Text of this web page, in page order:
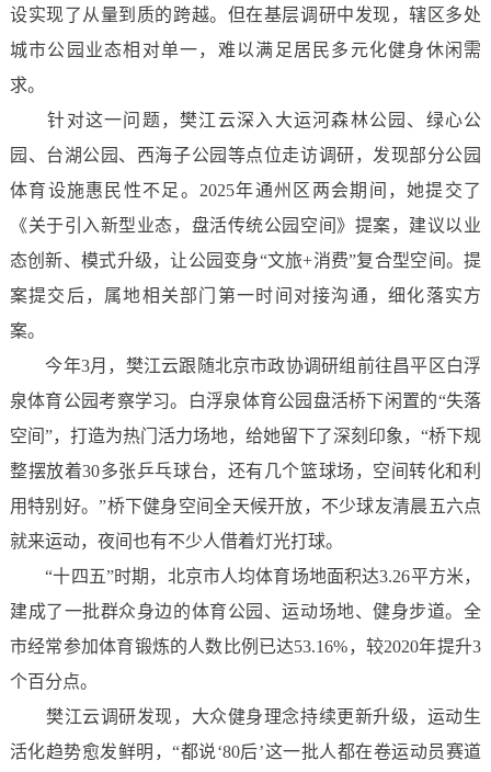
设实现了从量到质的跨越。但在基层调研中发现，辖区多处
城市公园业态相对单一，难以满足居民多元化健身休闲需
求。
针对这一问题，樊江云深入大运河森林公园、绿心公
园、台湖公园、西海子公园等点位走访调研，发现部分公园
体育设施惠民性不足。2025年通州区两会期间，她提交了
《关于引入新型业态，盘活传统公园空间》提案，建议以业
态创新、模式升级，让公园变身“文旅+消费”复合型空间。提
案提交后，属地相关部门第一时间对接沟通，细化落实方
案。
今年3月，樊江云跟随北京市政协调研组前往昌平区白浮
泉体育公园考察学习。白浮泉体育公园盘活桥下闲置的“失落
空间”，打造为热门活力场地，给她留下了深刻印象，“桥下规
整摆放着30多张乒乓球台，还有几个篮球场，空间转化和利
用特别好。”桥下健身空间全天候开放，不少球友清晨五六点
就来运动，夜间也有不少人借着灯光打球。
“十四五”时期，北京市人均体育场地面积达3.26平方米，
建成了一批群众身边的体育公园、运动场地、健身步道。全
市经常参加体育锻炼的人数比例已达53.16%，较2020年提升3
个百分点。
樊江云调研发现，大众健身理念持续更新升级，运动生
活化趋势愈发鲜明，“都说‘80后’这一批人都在卷运动员赛道